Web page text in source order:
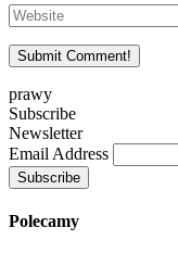
prawy
Subscribe
Newsletter
Email Address
Polecamy